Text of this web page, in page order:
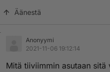
Äänestä
Anonyymi
2021-11-06 19:12:14
Mitä tiiviimmin asutaan sitä